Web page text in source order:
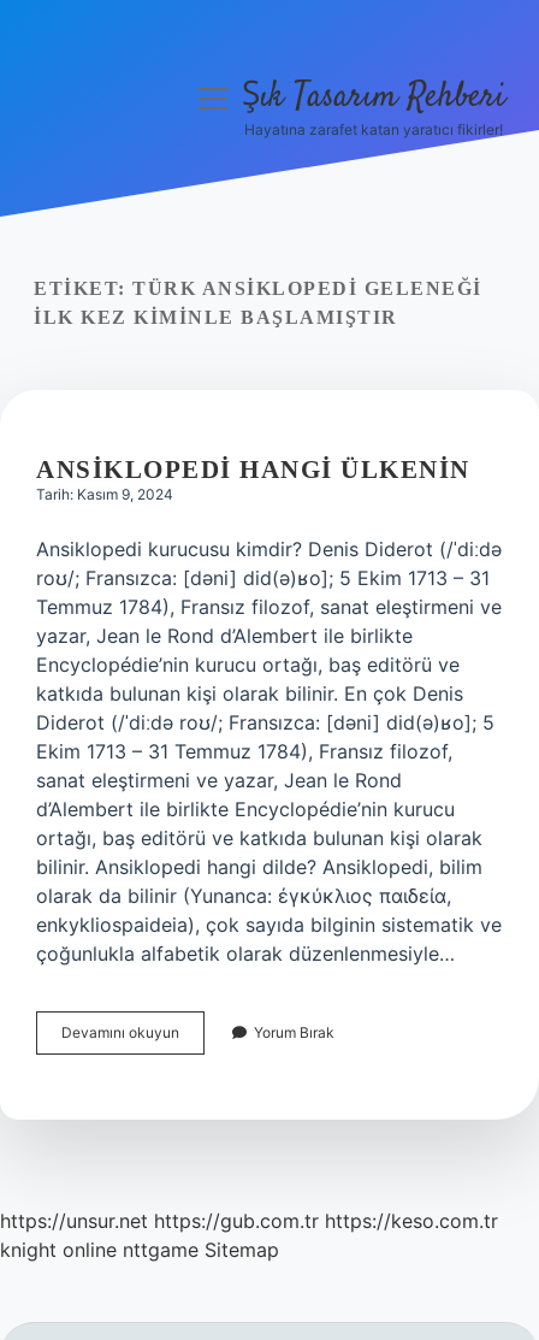
Yasal Uyarı
menüyüŞık Tasarım Rehberi
Hayatına zarafet katan yaratıcı fikirler!
ETIKET: TÜRK ANSIKLOPEDI GELENEĞI
ILK KEZ KIMINLE BAŞLAMIŞTIR
ANSIKLOPEDI HANGI ÜLKENIN
Tarih: Kasım 9, 2024
Ansiklopedi kurucusu kimdir? Denis Diderot (/ˈdiːdə
roʊ/; Fransızca: [dəni] did(ə)ʁo]; 5 Ekim 1713 – 31
Temmuz 1784), Fransız filozof, sanat eleştirmeni ve
yazar, Jean le Rond d’Alembert ile birlikte
Encyclopédie’nin kurucu ortağı, baş editörü ve
katkıda bulunan kişi olarak bilinir. En çok Denis
Diderot (/ˈdiːdə roʊ/; Fransızca: [dəni] did(ə)ʁo]; 5
Ekim 1713 – 31 Temmuz 1784), Fransız filozof,
sanat eleştirmeni ve yazar, Jean le Rond
d’Alembert ile birlikte Encyclopédie’nin kurucu
ortağı, baş editörü ve katkıda bulunan kişi olarak
bilinir. Ansiklopedi hangi dilde? Ansiklopedi, bilim
olarak da bilinir (Yunanca: ἐγκύκλιος παιδεία,
enkykliospaideia), çok sayıda bilginin sistematik ve
çoğunlukla alfabetik olarak düzenlenmesiyle…
Devamını okuyun Ansiklopedi
Hangi
Yorum Bırak
https://unsur.net https://gub.com.tr https://keso.com.tr
knight online nttgame Sitemap